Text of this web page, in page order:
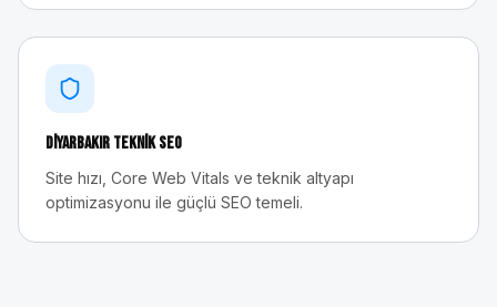
Diyarbakır Teknik SEO
Site hızı, Core Web Vitals ve teknik altyapı
optimizasyonu ile güçlü SEO temeli.